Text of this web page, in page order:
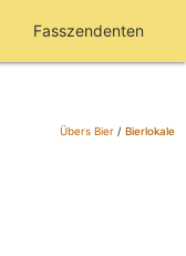
Fasszendenten
Übers Bier/ Bierlokale